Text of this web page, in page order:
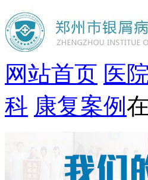
网站首页 医
科 康复案例